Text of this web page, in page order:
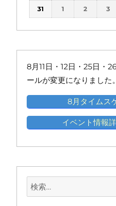
ン
ト)
ン
ト)
ン
イ
ン
イ
ン
イ
ン
ト)
ト)
31 1 2 3
8月11日・12日・25日・
ールが変更になりました。
8月タイムス
イベント情報
検
索: